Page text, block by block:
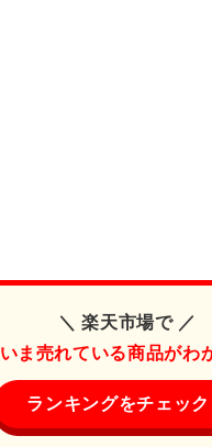
＼ 楽天市場で ／
いま売れている商品がわ
ランキングをチェック